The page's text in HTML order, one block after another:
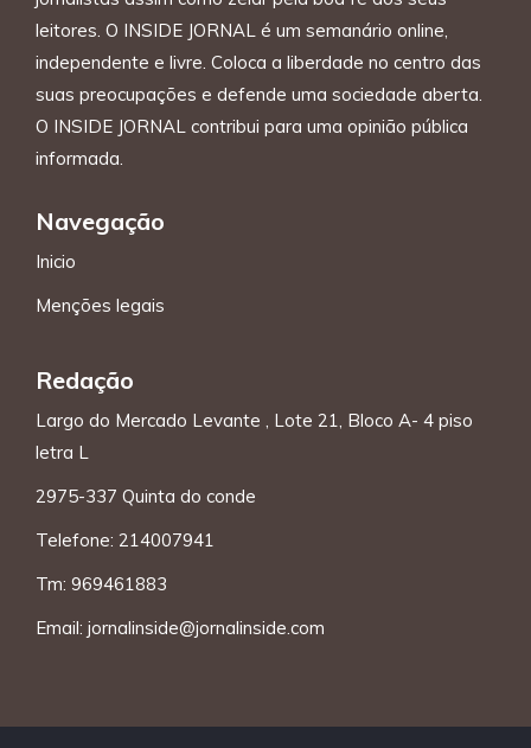
leitores. O INSIDE JORNAL é um semanário online,
independente e livre. Coloca a liberdade no centro das
suas preocupações e defende uma sociedade aberta.
O INSIDE JORNAL contribui para uma opinião pública
informada.
Navegação
Inicio
Menções legais
Redação
Largo do Mercado Levante , Lote 21, Bloco A- 4 piso
letra L
2975-337 Quinta do conde
Telefone: 214007941
Tm: 969461883
Email: jornalinside@jornalinside.com